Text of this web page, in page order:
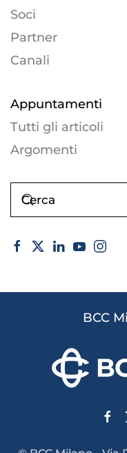
Soci
Partner
Canali
Appuntamenti
Tutti gli articoli
Argomenti
BCC